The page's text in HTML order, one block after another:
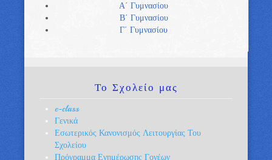
Α΄ Γυμνασίου
Β΄ Γυμνασίου
Γ΄ Γυμνασίου
Το Σχολείο μας
e-class
Γενικά
Εσωτερικός Κανονισμός Λειτουργίας Του
Σχολείου
Πρόγραμμα Ενημέρωσης Γονέων